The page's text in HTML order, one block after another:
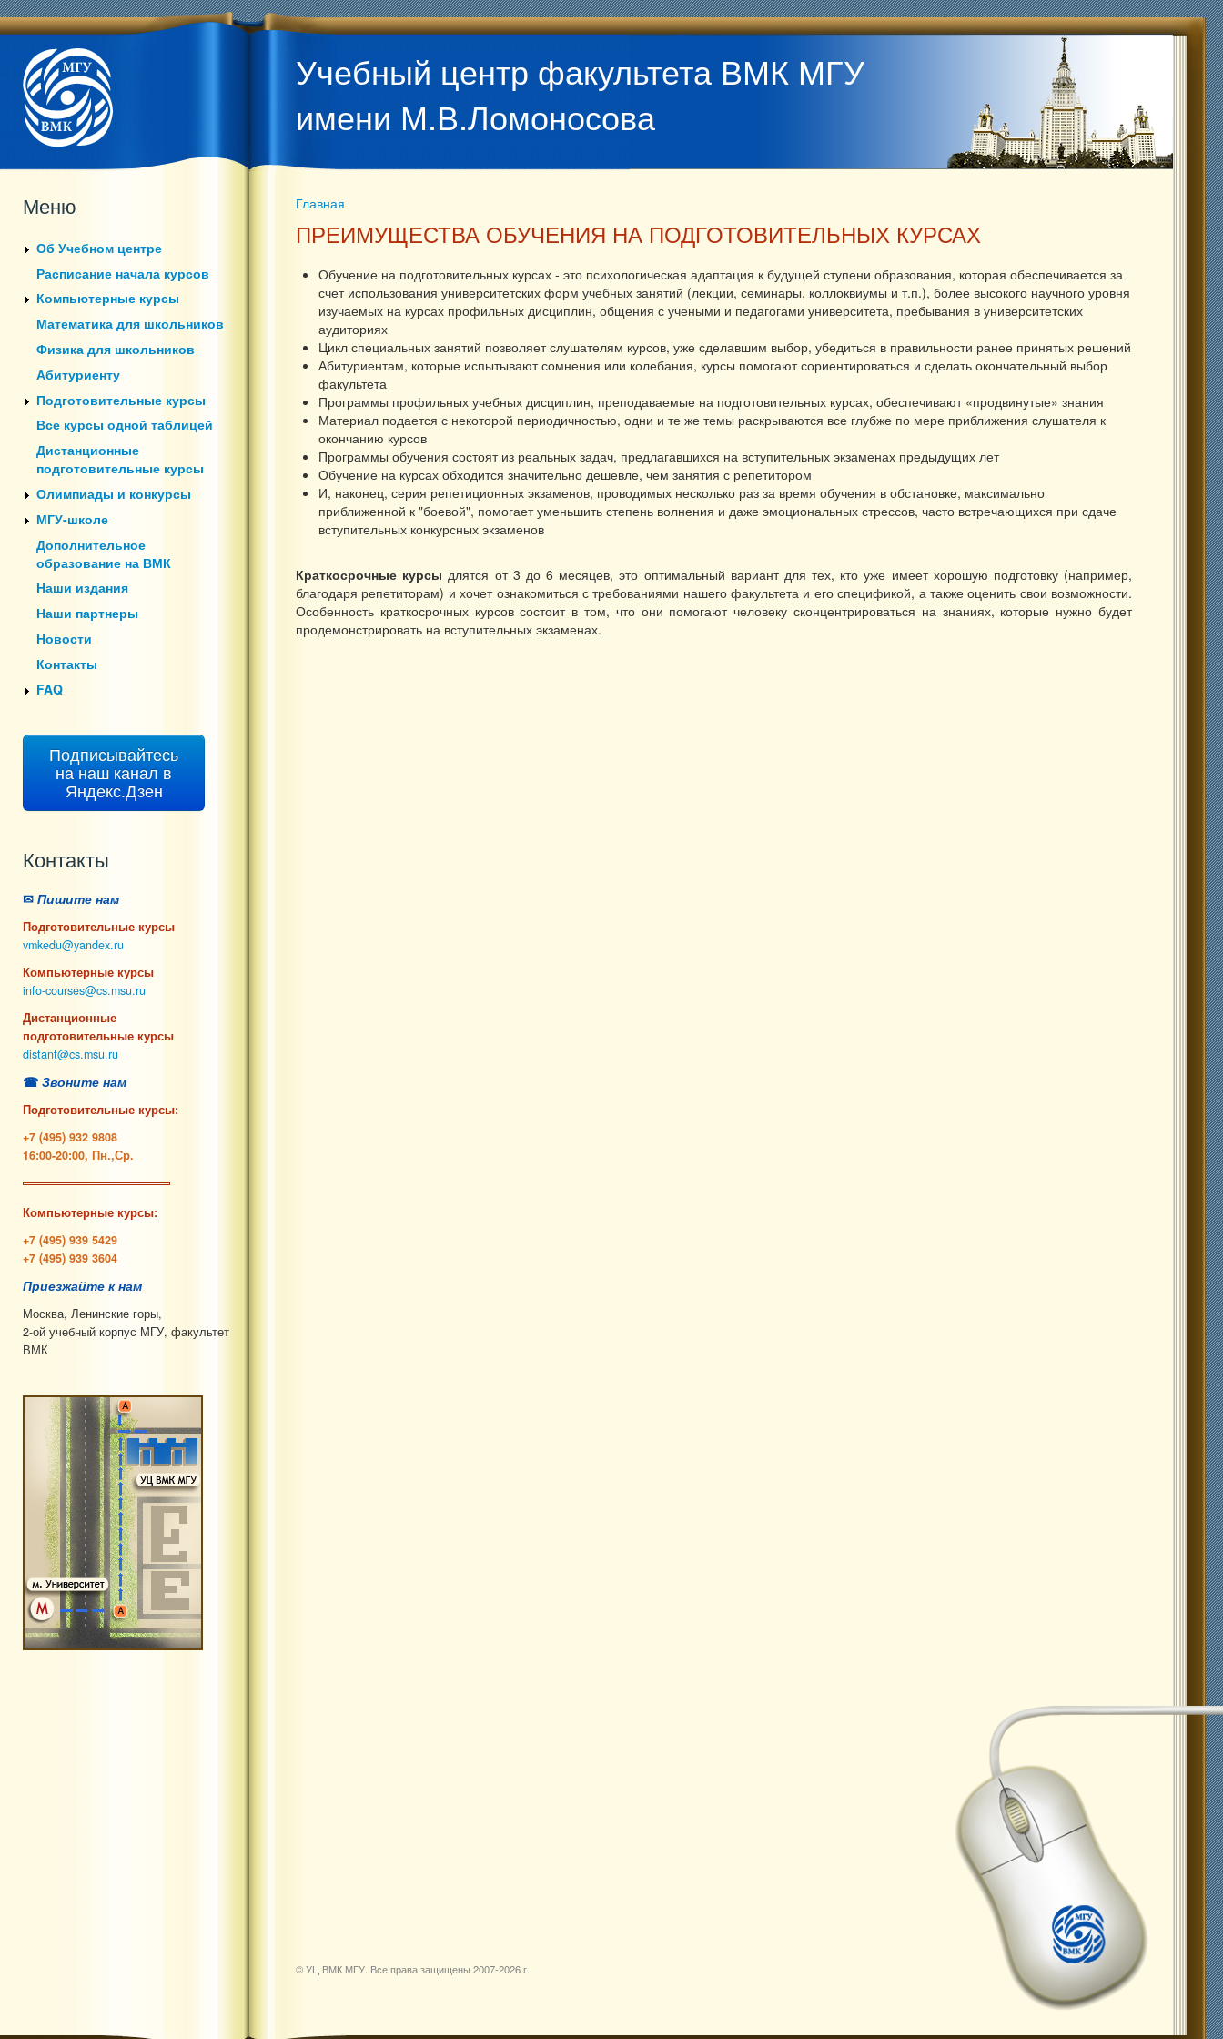
Учебный центр факультета ВМК МГУ
имени М.В.Ломоносова
Меню
Об Учебном центре
Расписание начала курсов
Компьютерные курсы
Математика для школьников
Физика для школьников
Абитуриенту
Подготовительные курсы
Все курсы одной таблицей
Дистанционные
подготовительные курсы
Олимпиады и конкурсы
МГУ-школе
Дополнительное
образование на ВМК
Наши издания
Наши партнеры
Новости
Контакты
FAQ
Подписывайтесь
на наш канал в
Яндекс.Дзен
Контакты
✉ Пишите нам
Подготовительные курсы
vmkedu@yandex.ru
Компьютерные курсы
info-courses@cs.msu.ru
Дистанционные
подготовительные курсы
distant@cs.msu.ru
☎ Звоните нам
Подготовительные курсы:
+7 (495) 932 9808
16:00-20:00, Пн.,Ср.
Компьютерные курсы:
+7 (495) 939 5429
+7 (495) 939 3604
Приезжайте к нам
Москва, Ленинские горы,
2-ой учебный корпус МГУ, факультет
ВМК
Вы здесь
Главная
ПРЕИМУЩЕСТВА ОБУЧЕНИЯ НА ПОДГОТОВИТЕЛЬНЫХ КУРСАХ
Обучение на подготовительных курсах - это психологическая адаптация к будущей ступени образования, которая обеспечивается за
счет использования университетских форм учебных занятий (лекции, семинары, коллоквиумы и т.п.), более высокого научного уровня
изучаемых на курсах профильных дисциплин, общения с учеными и педагогами университета, пребывания в университетских
аудиториях
Цикл специальных занятий позволяет слушателям курсов, уже сделавшим выбор, убедиться в правильности ранее принятых решений
Абитуриентам, которые испытывают сомнения или колебания, курсы помогают сориентироваться и сделать окончательный выбор
факультета
Программы профильных учебных дисциплин, преподаваемые на подготовительных курсах, обеспечивают «продвинутые» знания
Материал подается с некоторой периодичностью, одни и те же темы раскрываются все глубже по мере приближения слушателя к
окончанию курсов
Программы обучения состоят из реальных задач, предлагавшихся на вступительных экзаменах предыдущих лет
Обучение на курсах обходится значительно дешевле, чем занятия с репетитором
И, наконец, серия репетиционных экзаменов, проводимых несколько раз за время обучения в обстановке, максимально
приближенной к "боевой", помогает уменьшить степень волнения и даже эмоциональных стрессов, часто встречающихся при сдаче
вступительных конкурсных экзаменов
Краткосрочные курсы длятся от 3 до 6 месяцев, это оптимальный вариант для тех, кто уже имеет хорошую подготовку (например,
благодаря репетиторам) и хочет ознакомиться с требованиями нашего факультета и его спецификой, а также оценить свои возможности.
Особенность краткосрочных курсов состоит в том, что они помогают человеку сконцентрироваться на знаниях, которые нужно будет
продемонстрировать на вступительных экзаменах.
© УЦ ВМК МГУ. Все права защищены 2007-2026 г.